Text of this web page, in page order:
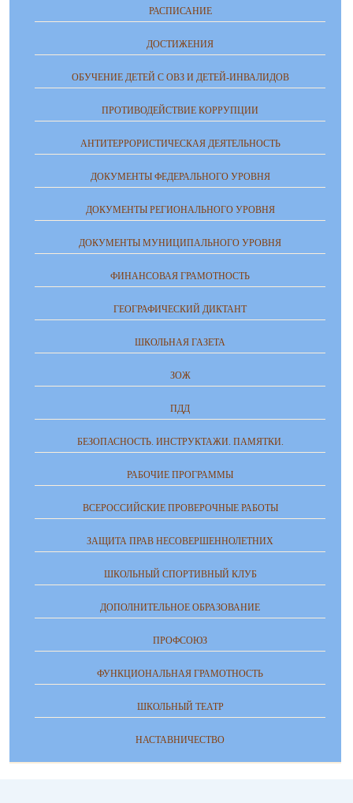
РАСПИСАНИЕ
ДОСТИЖЕНИЯ
ОБУЧЕНИЕ ДЕТЕЙ С ОВЗ И ДЕТЕЙ-ИНВАЛИДОВ
ПРОТИВОДЕЙСТВИЕ КОРРУПЦИИ
АНТИТЕРРОРИСТИЧЕСКАЯ ДЕЯТЕЛЬНОСТЬ
ДОКУМЕНТЫ ФЕДЕРАЛЬНОГО УРОВНЯ
ДОКУМЕНТЫ РЕГИОНАЛЬНОГО УРОВНЯ
ДОКУМЕНТЫ МУНИЦИПАЛЬНОГО УРОВНЯ
ФИНАНСОВАЯ ГРАМОТНОСТЬ
ГЕОГРАФИЧЕСКИЙ ДИКТАНТ
ШКОЛЬНАЯ ГАЗЕТА
ЗОЖ
ПДД
БЕЗОПАСНОСТЬ. ИНСТРУКТАЖИ. ПАМЯТКИ.
РАБОЧИЕ ПРОГРАММЫ
ВСЕРОССИЙСКИЕ ПРОВЕРОЧНЫЕ РАБОТЫ
ЗАЩИТА ПРАВ НЕСОВЕРШЕННОЛЕТНИХ
ШКОЛЬНЫЙ СПОРТИВНЫЙ КЛУБ
ДОПОЛНИТЕЛЬНОЕ ОБРАЗОВАНИЕ
ПРОФСОЮЗ
ФУНКЦИОНАЛЬНАЯ ГРАМОТНОСТЬ
ШКОЛЬНЫЙ ТЕАТР
НАСТАВНИЧЕСТВО